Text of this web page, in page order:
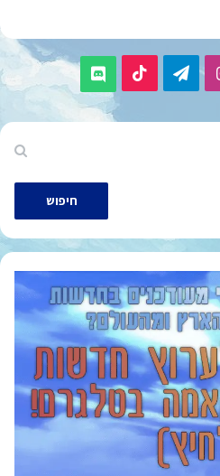
Instagram
Telegram
TikTok
Discord
חיפוש: